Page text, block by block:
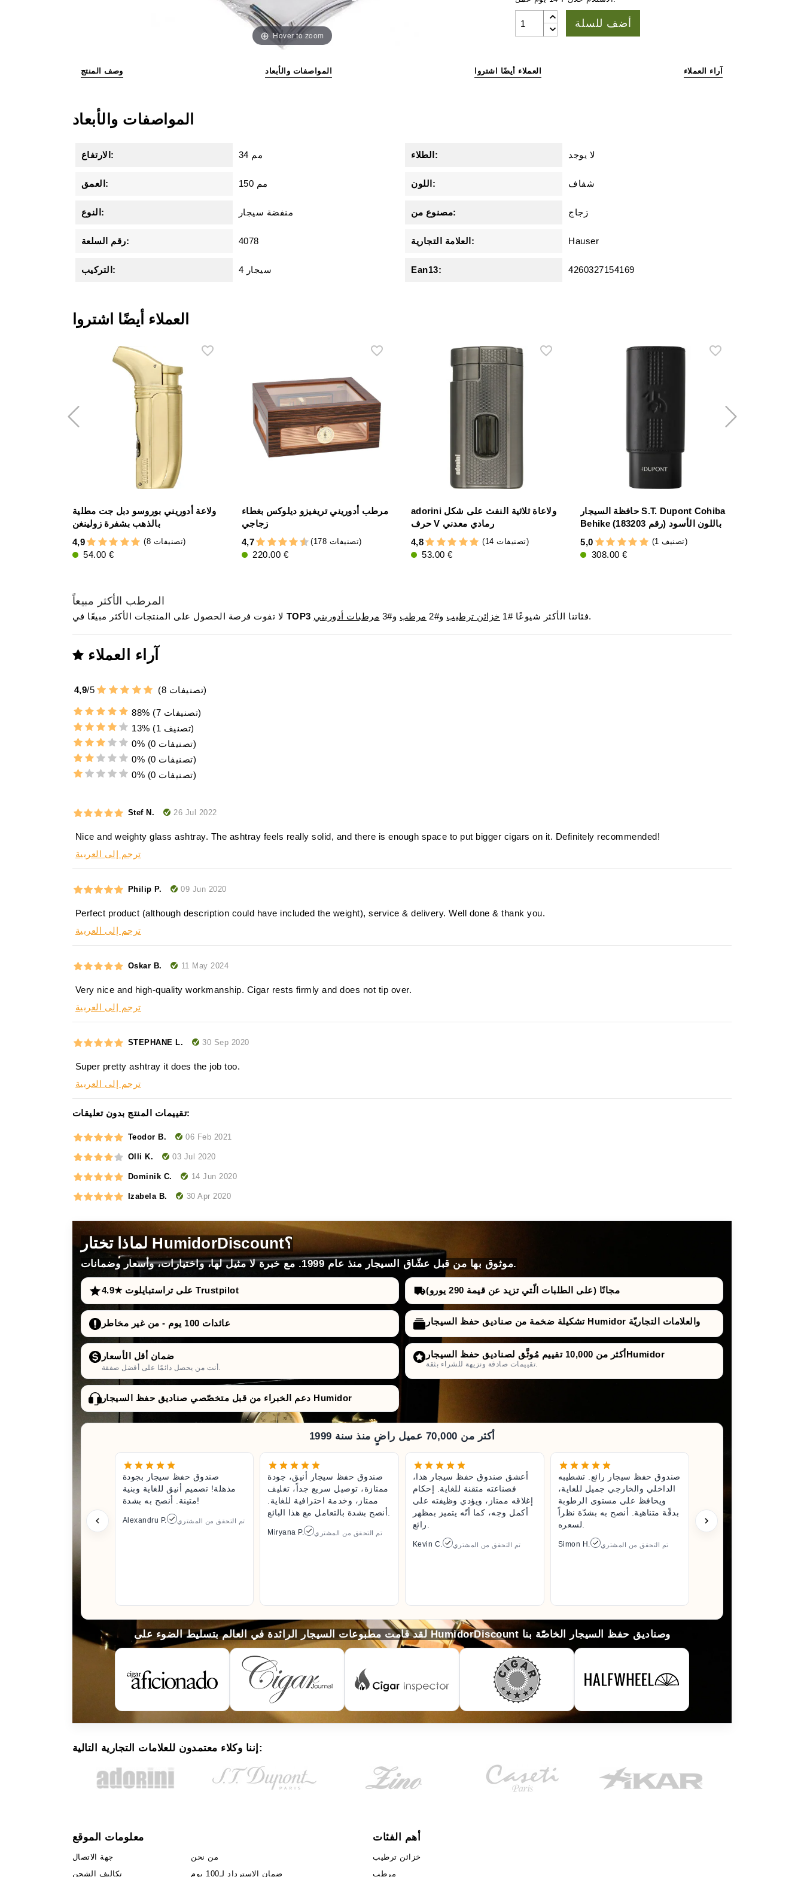
Hover to zoom
أضف للسلة
وصف المنتج المواصفات والأبعاد العملاء أيضًا اشتروا آراء العملاء
المواصفات والأبعاد
الارتفاع: 34 مم
العمق: 150 مم
النوع: منفضة سيجار
رقم السلعة: 4078
التركيب: 4 سيجار
الطلاء: لا يوجد
اللون: شفاف
مصنوع من: زجاج
العلامة التجارية: Hauser
Ean13: 4260327154169
العملاء أيضًا اشتروا
ولاعة أدوريني بوروسو دبل جت مطلية
بالذهب بشفرة زولينغن
4,9
(8 تصنيفات)
54.00 €
مرطب أدوريني تريفيزو ديلوكس بغطاء
زجاجي
4,7
(178 تصنيفات)
220.00 €
adorini ولاعاة ثلاثية النفث على شكل
حرف V رمادي معدني
4,8
(14 تصنيفات)
53.00 €
حافظة السيجار S.T. Dupont Cohiba
Behike باللون الأسود (رقم 183203)
5,0
(1 تصنيف)
308.00 €
المرطب الأكثر مبيعاً
TOP3 فئاتنا الأكثر شيوعًا #1 خزائن ترطيب و#2 مرطب و#3 مرطبات أدوريني .
آراء العملاء
4,9/5 (8 تصنيفات)
88%
(7 تصنيفات)
13%
(1 تصنيف)
0%
(0 تصنيفات)
0%
(0 تصنيفات)
0%
(0 تصنيفات)
Stef N. 26 Jul 2022
Nice and weighty glass ashtray. The ashtray feels really solid, and there is enough space to put bigger cigars on it. Definitely recommended!
ترجم إلى العربية
Philip P. 09 Jun 2020
Perfect product (although description could have included the weight), service & delivery. Well done & thank you.
ترجم إلى العربية
Oskar B. 11 May 2024
Very nice and high-quality workmanship. Cigar rests firmly and does not tip over.
ترجم إلى العربية
STEPHANE L. 30 Sep 2020
Super pretty ashtray it does the job too.
ترجم إلى العربية
تقييمات المنتج بدون تعليقات:
Teodor B. 06 Feb 2021
Olli K. 03 Jul 2020
Dominik C. 14 Jun 2020
Izabela B. 30 Apr 2020
لماذا تختار HumidorDiscount؟
موثوق بها من قبل عشّاق السيجار منذ عام 1999. مع خبرة لا مثيل لها، واختيارات، وأسعار وضمانات.
4.9★ على تراستبايلوت Trustpilot مجانًا (على الطلبات الّتي تزيد عن قيمة 290 يورو)
عائدات 100 يوم - من غير مخاطر تشكيلة ضخمة من صناديق حفظ السيجار Humidor والعلامات التجاريّة
ضمان أقل الأسعار
أنت من يحصل دائمًا على أفضل صفقة.
أكثر من 10,000 تقييم مُوثَّق لصناديق حفظ السيجارHumidor
تقييمات صادقة ونزيهة للشراء بثقة.
دعم الخبراء من قبل متخصّصي صناديق حفظ السيجار Humidor
أكثر من 70,000 عميل راضٍ منذ سنة 1999
صندوق حفظ سيجار بجودة
مذهلة! تصميم أنيق للغاية وبنية
متينة. أنصح به بشدة!
Alexandru P. تم التحقق من المشتري
صندوق حفظ سيجار أنيق، جودة
ممتازة، توصيل سريع جداً، تغليف
ممتاز، وخدمة احترافية للغاية.
Miryana P. تم التحقق من المشتري
أعشق صندوق حفظ سيجار هذا،
فصناعته متقنة للغاية. إحكام
إغلاقه ممتاز، ويؤدي وظيفته على
أكمل وجه، كما أنّه يتميز بمظهر
Kevin C. تم التحقق من المشتري
صندوق حفظ سيجار رائع. تشطيبه
الداخلي والخارجي جميل للغاية،
ويحافظ على مستوى الرطوبة
بدقّة متناهية. أنصح به بشدّة نظراً
Simon H. تم التحقق من المشتري
لقد قامت مطبوعات السيجار الرائدة في العالم بتسليط الضوء على HumidorDiscount وصناديق حفظ السيجار الخاصّة بنا
إننا وكلاء معتمدون للعلامات التجارية التالية:
معلومات الموقع
جهة الاتصال
تكاليف الشحن
من نحن
ضمان الاسترداد لـ100 يوم
أهم الفئات
خزائن ترطيب
مرطب